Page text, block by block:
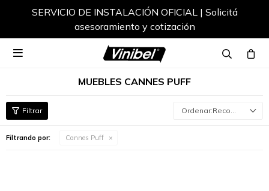
SERVICIO DE INSTALACIÓN OFICIAL | Solicitá
asesoramiento y cotización

MUEBLES CANNES PUFF
Recomendados
Filtrando por: Cannes Puff